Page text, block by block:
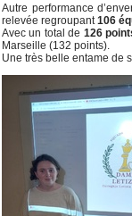
Autre performance
relevée regroupant106
Avec un total de 126
Marseille (132 points).
Une très belle entame de